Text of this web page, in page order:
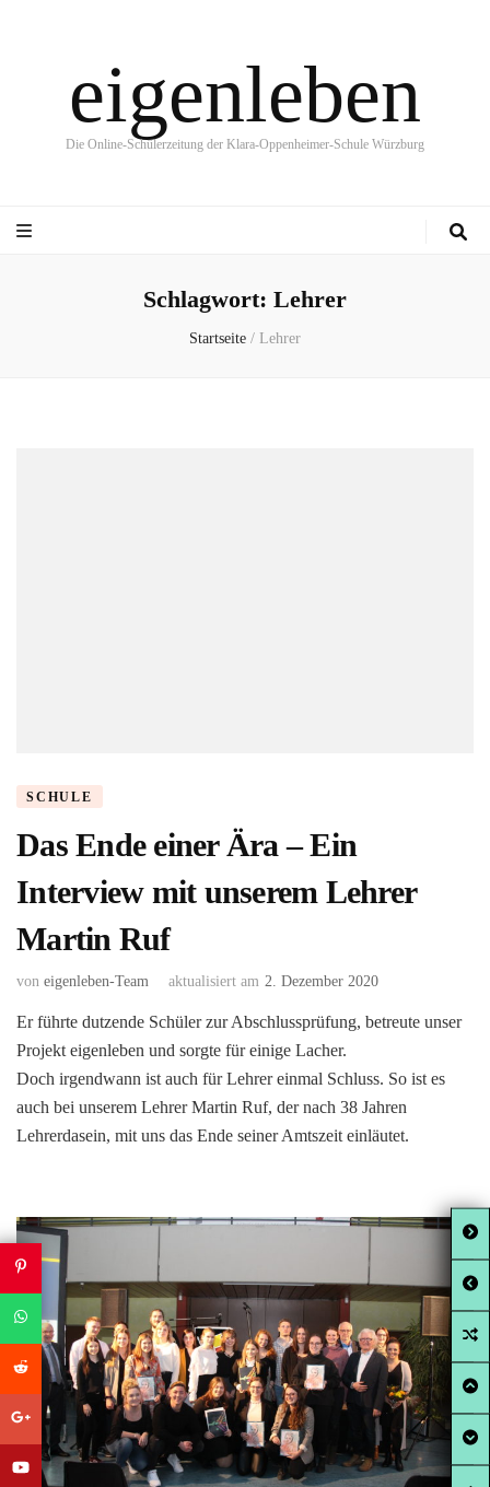
eigenleben
Die Online-Schülerzeitung der Klara-Oppenheimer-Schule Würzburg
Schlagwort: Lehrer
Startseite / Lehrer
SCHULE
Das Ende einer Ära – Ein
Interview mit unserem Lehrer
Martin Ruf
von eigenleben-Team aktualisiert am 2. Dezember 2020
Er führte dutzende Schüler zur Abschlussprüfung, betreute unser
Projekt eigenleben und sorgte für einige Lacher.
Doch irgendwann ist auch für Lehrer einmal Schluss. So ist es
auch bei unserem Lehrer Martin Ruf, der nach 38 Jahren
Lehrerdasein, mit uns das Ende seiner Amtszeit einläutet.